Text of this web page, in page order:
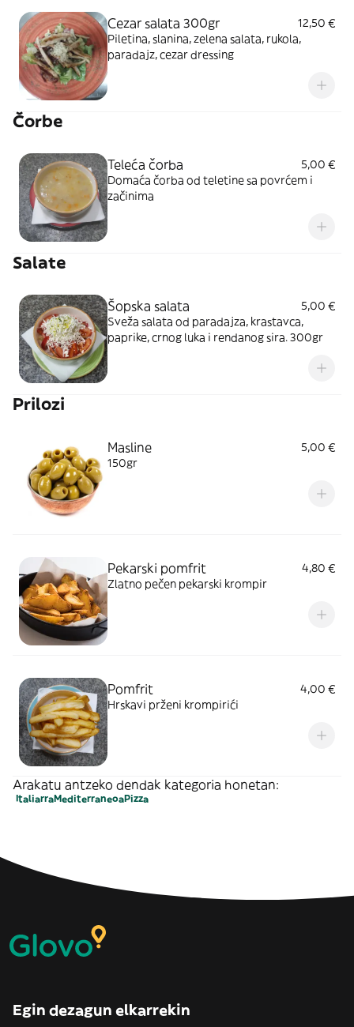
Cezar salata 300gr
12,50 €
Piletina, slanina, zelena salata, rukola,
paradajz, cezar dressing
Čorbe
Teleća čorba
5,00 €
Domaća čorba od teletine sa povrćem i
začinima
Salate
Šopska salata
5,00 €
Sveža salata od paradajza, krastavca,
paprike, crnog luka i rendanog sira. 300gr
Prilozi
Masline
5,00 €
150gr
Pekarski pomfrit
4,80 €
Zlatno pečen pekarski krompir
Pomfrit
4,00 €
Hrskavi prženi krompirići
Arakatu antzeko dendak kategoria honetan:
ItaliarraMediterraneoaPizza
Egin dezagun elkarrekin